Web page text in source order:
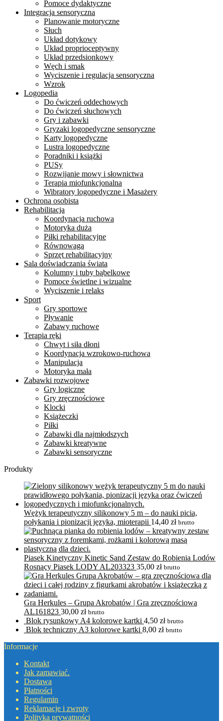
Pomoce dydaktyczne
Integracja sensoryczna
Planowanie motoryczne
Słuch
Układ dotykowy
Układ proprioceptywny
Układ przedsionkowy
Węch i smak
Wyciszenie i regulacja sensoryczna
Wzrok
Logopedia
Do ćwiczeń oddechowych
Do ćwiczeń słuchowych
Gry i zabawki
Gryzaki logopedyczne sensoryczne
Karty logopedyczne
Lustra logopedyczne
Poradniki i książki
PUSy
Rozwijanie mowy i słownictwa
Terapia miofunkcjonalna
Wibratory logopedyczne i Masażery
Ochrona osobista
Rehabilitacja
Koordynacja ruchowa
Motoryka duża
Piłki rehabilitacyjne
Równowaga
Sprzęt rehabilitacyjny
Sala doświadczania świata
Kolumny i tuby bąbelkowe
Pomoce świetlne i wizualne
Wyciszenie i relaks
Sport
Gry sportowe
Pływanie
Zabawy ruchowe
Terapia ręki
Chwyt i siła dłoni
Koordynacja wzrokowo-ruchowa
Manipulacja
Motoryka mała
Zabawki rozwojowe
Gry logiczne
Gry zręcznościowe
Klocki
Książeczki
Piłki
Zabawki dla najmłodszych
Zabawki kreatywne
Zabawki sensoryczne
Produkty
Wężyk terapeutyczny silikonowy 5 m – do nauki picia,
połykania i pionizacji języka, mioterapii 14,40 zł brutto
Piasek Kinetyczny Kinetic Sand Zestaw do Robienia Lodów
Rosnący Piasek LODY AL203323 35,00 zł brutto
Gra Herkules – Grupa Akrobatów | Gra zręcznościowa
AL161823 30,00 zł brutto
Blok rysunkowy A4 kolorowe kartki 4,50 zł brutto
Blok techniczny A3 kolorowe kartki 8,00 zł brutto
Informacje
Kontakt
Jak zamawiać.
Dostawa
Płatności
Regulamin
Reklamacje i zwroty
Polityka prywatności